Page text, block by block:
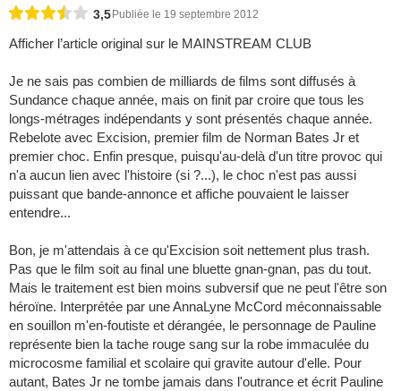
3,5 Publiée le 19 septembre 2012
Afficher l’article original sur le MAINSTREAM CLUB
Je ne sais pas combien de milliards de films sont diffusés à
Sundance chaque année, mais on finit par croire que tous les
longs-métrages indépendants y sont présentés chaque année.
Rebelote avec Excision, premier film de Norman Bates Jr et
premier choc. Enfin presque, puisqu'au-delà d'un titre provoc qui
n'a aucun lien avec l'histoire (si ?...), le choc n'est pas aussi
puissant que bande-annonce et affiche pouvaient le laisser
entendre...
Bon, je m'attendais à ce qu'Excision soit nettement plus trash.
Pas que le film soit au final une bluette gnan-gnan, pas du tout.
Mais le traitement est bien moins subversif que ne peut l'être son
héroïne. Interprétée par une AnnaLyne McCord méconnaissable
en souillon m'en-foutiste et dérangée, le personnage de Pauline
représente bien la tache rouge sang sur la robe immaculée du
microcosme familial et scolaire qui gravite autour d'elle. Pour
autant, Bates Jr ne tombe jamais dans l'outrance et écrit Pauline